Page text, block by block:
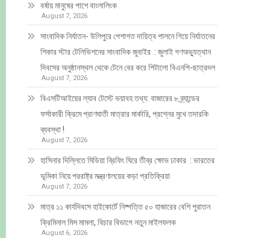
বর্ষায় মানুষের পাশে বাংলালিংক
August 7, 2026
সাংবাদিক নির্যাতন- উলিপুরে পেশাগত দায়িত্ব পালনে গিয়ে নির্যাতনের
শিকার স্টার টেলিভিশনের সাংবাদিক জুবাইর : জুলাই গণঅভ্যুত্থান
দিবসের অনুষ্ঠানস্থল থেকে টেনে বের করে পিটালো বিএনপি-ছাত্রদল
August 7, 2026
বিএসটিআইয়ের ল্যাব টেস্টে ভয়াবহ তথ্য: বাজারের ৮ ব্র্যান্ডের
ফর্সাকারী ক্রিমে প্রাণঘাতী মাত্রার মার্কারি, প্রশ্নের মুখে তদারকি
ব্যবস্থা !
August 7, 2026
হাসিনার দিল্লিতে মিডিয়া ব্রিফিং ঘিরে তীব্র ক্ষোভ ঢাকার : ভারতের
ভূমিকা নিয়ে পররাষ্ট্র মন্ত্রণালয়ের কড়া প্রতিক্রিয়া
August 7, 2026
মাত্র ১১ কার্যদিবসে হাইকোর্টে নিষ্পত্তি ৫০ হাজারের বেশি পুরাতন
ক্রিমিনাল মিস মামলা, বিচার বিভাগে নতুন মাইলফলক
August 6, 2026